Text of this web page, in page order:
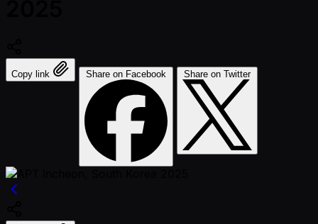
Copy link Share on Facebook Share on Twitter